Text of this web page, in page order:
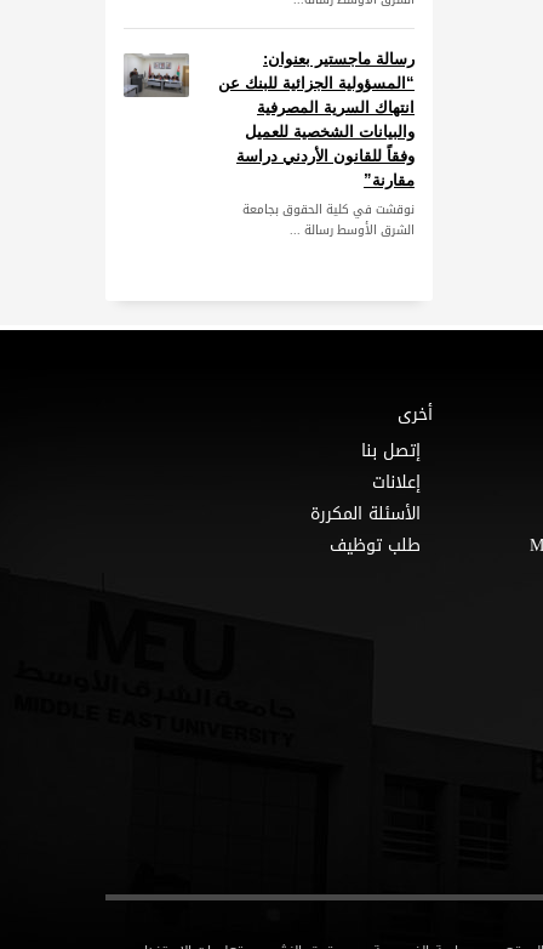
رسالة ماجستير بعنوان:
“المسؤولية الجزائية للبنك عن
انتهاك السرية المصرفية
والبيانات الشخصية للعميل
وفقاً للقانون الأردني دراسة
مقارنة”
نوقشت في كلية الحقوق بجامعة
الشرق الأوسط رسالة ...
أخرى
إتصل بنا
إعلانات
الأسئلة المكررة
طلب توظيف